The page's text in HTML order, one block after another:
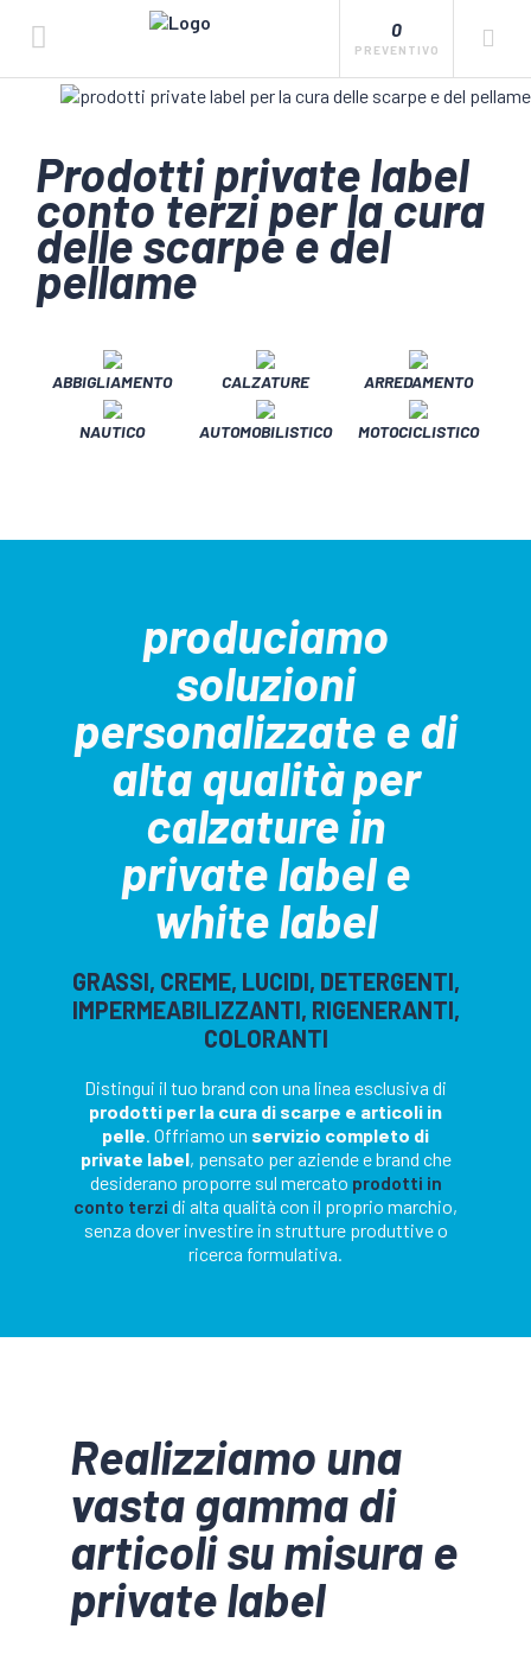
0
PREVENTIVO
Prodotti private label
conto terzi per la cura
delle scarpe e del
pellame
ABBIGLIAMENTO CALZATURE ARREDAMENTO
NAUTICO AUTOMOBILISTICO MOTOCICLISTICO
produciamo
soluzioni
personalizzate e di
alta qualità per
calzature in
private label e
white label
GRASSI, CREME, LUCIDI, DETERGENTI,
IMPERMEABILIZZANTI, RIGENERANTI,
COLORANTI
Distingui il tuo brand con una linea esclusiva di
prodotti per la cura di scarpe e articoli in
pelle. Offriamo un servizio completo di
private label, pensato per aziende e brand che
desiderano proporre sul mercato prodotti in
conto terzi di alta qualità con il proprio marchio,
senza dover investire in strutture produttive o
ricerca formulativa.
Realizziamo una
vasta gamma di
articoli su misura e
private label